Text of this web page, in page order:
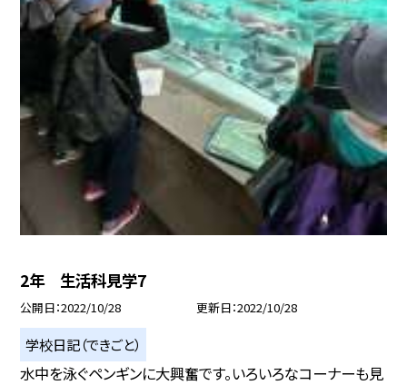
2年 生活科見学7
公開日 2022/10/28 更新日 2022/10/28
学校日記（できごと）
水中を泳ぐペンギンに大興奮です。いろいろなコーナーも見